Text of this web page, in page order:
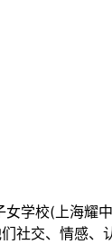
女学校(上海耀
社交、情感、